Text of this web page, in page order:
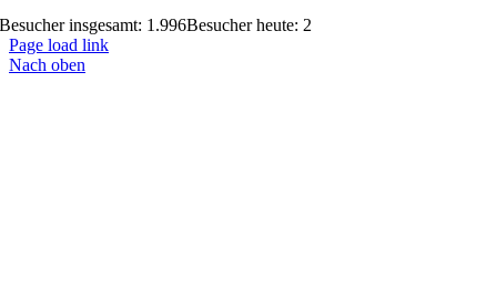
Besucher insgesamt: 1.996Besucher heute: 2
Page load link
Nach oben